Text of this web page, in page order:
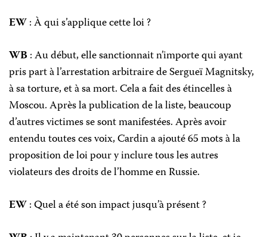
EW: À qui s’applique cette loi ?
WB: Au début, elle sanctionnait n’importe qui ayant
pris part à l’arrestation arbitraire de Sergueï Magnitsky,
à sa torture, et à sa mort. Cela a fait des étincelles à
Moscou. Après la publication de la liste, beaucoup
d’autres victimes se sont manifestées. Après avoir
entendu toutes ces voix, Cardin a ajouté 65 mots à la
proposition de loi pour y inclure tous les autres
violateurs des droits de l’homme en Russie.
EW: Quel a été son impact jusqu’à présent ?